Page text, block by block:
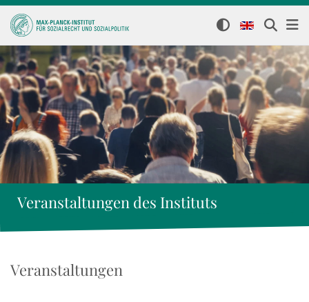
Veranstaltungen des Instituts
Veranstaltungen